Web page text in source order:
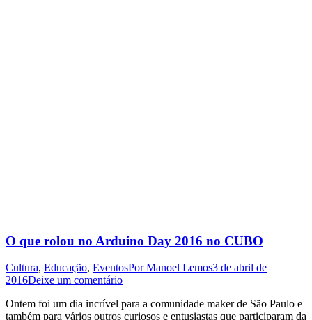
O que rolou no Arduino Day 2016 no CUBO
Cultura, Educação, EventosPorManoel Lemos3 de abril de
2016Deixe um comentário
Ontem foi um dia incrível para a comunidade maker de São Paulo e
também para vários outros curiosos e entusiastas que participaram da